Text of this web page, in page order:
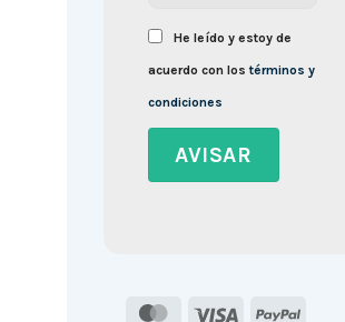
He leído y estoy de
acuerdo con lostérminos y
condiciones
MasterCard
Visa
PayPal